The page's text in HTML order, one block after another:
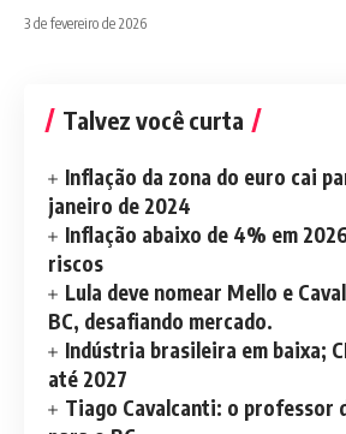
3 de fevereiro de 2026
Talvez você curta
Inflação da zona do euro cai
janeiro de 2024
Inflação abaixo de 4% em
riscos
Lula deve nomear Mello e
BC, desafiando mercado.
Indústria brasileira em baixa;
até 2027
Tiago Cavalcanti: o professor